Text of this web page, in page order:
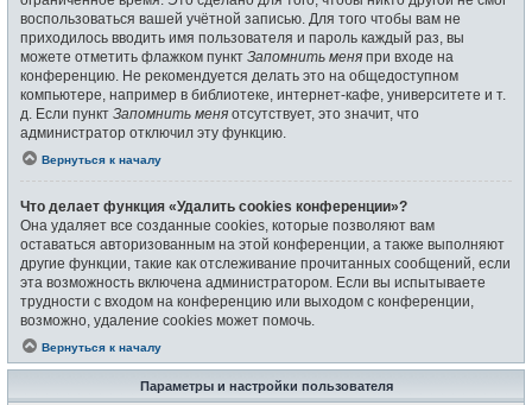
воспользоваться вашей учётной записью. Для того чтобы вам не
приходилось вводить имя пользователя и пароль каждый раз, вы
можете отметить флажком пункт Запомнить меня при входе на
конференцию. Не рекомендуется делать это на общедоступном
компьютере, например в библиотеке, интернет-кафе, университете и т.
д. Если пункт Запомнить меня отсутствует, это значит, что
администратор отключил эту функцию.
Вернуться к началу
Что делает функция «Удалить cookies конференции»?
Она удаляет все созданные cookies, которые позволяют вам
оставаться авторизованным на этой конференции, а также выполняют
другие функции, такие как отслеживание прочитанных сообщений, если
эта возможность включена администратором. Если вы испытываете
трудности с входом на конференцию или выходом с конференции,
возможно, удаление cookies может помочь.
Вернуться к началу
Параметры и настройки пользователя